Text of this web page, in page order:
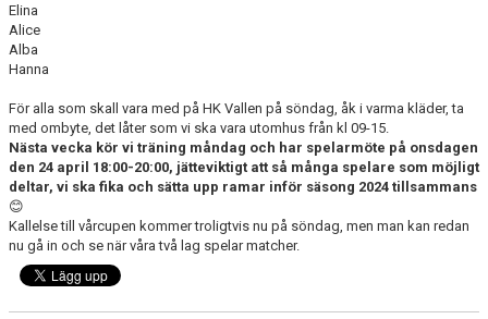
Elina
Alice
Alba
Hanna
För alla som skall vara med på HK Vallen på söndag, åk i varma kläder, ta
med ombyte, det låter som vi ska vara utomhus från kl 09-15.
Nästa vecka kör vi träning måndag och har spelarmöte på onsdagen
den 24 april 18:00-20:00, jätteviktigt att så många spelare som möjligt
deltar, vi ska fika och sätta upp ramar inför säsong 2024 tillsammans
😊
Kallelse till vårcupen kommer troligtvis nu på söndag, men man kan redan
nu gå in och se när våra två lag spelar matcher.